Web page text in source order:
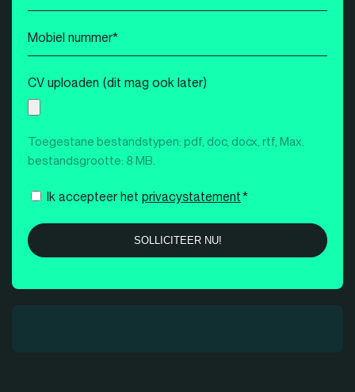
mailadres
*
Mobiel
nummer
*
CV uploaden (dit mag ook later)
Toegestane bestandstypen: pdf, doc, docx, rtf, Max.
bestandsgrootte: 8 MB.
Instemming
Ik accepteer het privacystatement*